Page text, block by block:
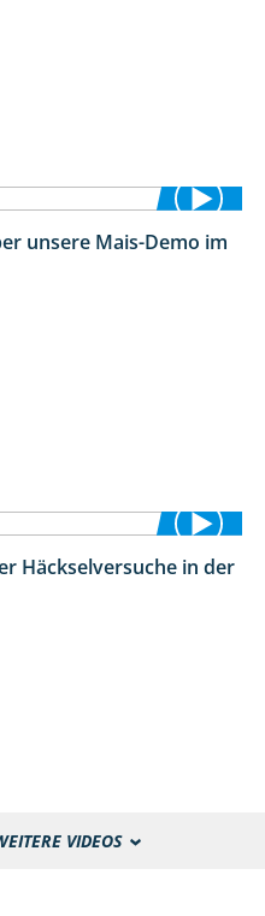
9:08
unsere Mais-Demo im
5:16
Häckselversuche in der
VIDEOS